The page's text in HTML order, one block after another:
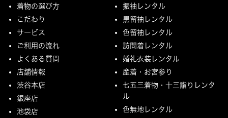
着物の選び方
こだわり
サービス
ご利用の流れ
よくある質問
店舗情報
渋谷本店
銀座店
池袋店
振袖レンタル
黒留袖レンタル
色留袖レンタル
訪問着レンタル
婚礼衣装レンタル
産着・お宮参り
七五三着物・十三詣りレンタ
ル
色無地レンタル